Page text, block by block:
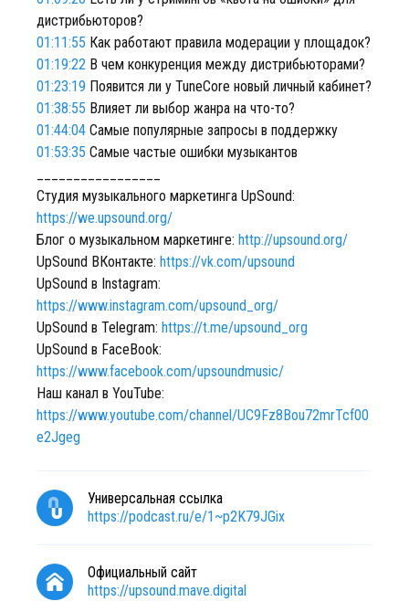
дистрибьюторов?
01:11:55 Как работают правила модерации у площадок?
01:19:22 В чем конкуренция между дистрибьюторами?
01:23:19 Появится ли у TuneCore новый личный кабинет?
01:38:55 Влияет ли выбор жанра на что-то?
01:44:04 Самые популярные запросы в поддержку
01:53:35 Самые частые ошибки музыкантов
Студия музыкального маркетинга UpSound:
https://we.upsound.org/
Блог о музыкальном маркетинге: http://upsound.org/
UpSound ВКонтакте: https://vk.com/upsound
UpSound в Instagram:
https://www.instagram.com/upsound_org/
UpSound в Telegram: https://t.me/upsound_org
UpSound в FaceBook:
https://www.facebook.com/upsoundmusic/
Наш канал в YouTube:
https://www.youtube.com/channel/UC9Fz8Bou72mrTcf00
e2Jgeg
Универсальная ссылка
https://podcast.ru/e/1~p2K79JGix
Официальный сайт
https://upsound.mave.digital